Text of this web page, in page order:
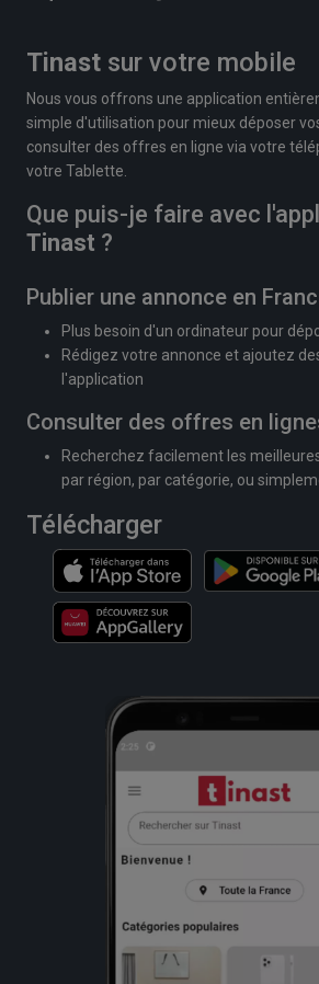
Tinast sur votre mobile
Nous vous offrons une application
simple d'utilisation pour mieux déposer
consulter des offres en ligne via votre
votre Tablette.
Que puis-je faire avec
Tinast ?
Publier une annonce en
Plus besoin d'un ordinateur pour
Rédigez votre annonce et ajoutez
l'application
Consulter des offres en
Recherchez facilement les
par région, par catégorie, ou
Télécharger